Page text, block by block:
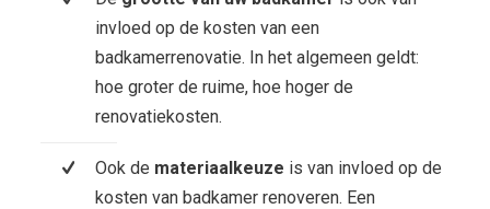
invloed op de kosten van een
badkamerrenovatie. In het algemeen geldt:
hoe groter de ruime, hoe hoger de
renovatiekosten.
Ook de materiaalkeuze is van invloed op de
kosten van badkamer renoveren. Een